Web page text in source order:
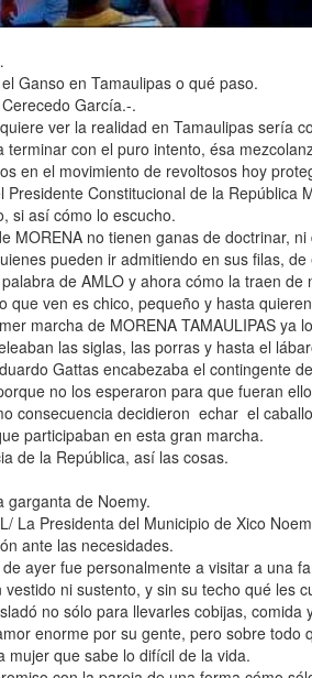
Ganso en Tamaulipas o qué paso.
García.-.
ver la realidad en Tamaulipas sería
terminar con el puro intento, ésa
en el movimiento de revoltosos hoy
Presidente Constitucional de la República
si así cómo lo escucho.
MORENA no tienen ganas de doctrinar,
pueden ir admitiendo en sus filas,
de AMLO y ahora cómo la traen de
que ven es chico, pequeño y hasta
marcha de MORENA TAMAULIPAS
las siglas, las porras y hasta el
Gattas encabezaba el contingente
no los esperaron para que fueran
consecuencia decidieron echar el
participaban en esta gran marcha.
de la República, así las cosas.
garganta de Noemy.
La Presidenta del Municipio de Xico
ante las necesidades.
ayer fue personalmente a visitar a una
vestido ni sustento, y sin su techo qué les
no sólo para llevarles cobijas,
enorme por su gente, pero sobre
mujer que sabe lo difícil de la vida.